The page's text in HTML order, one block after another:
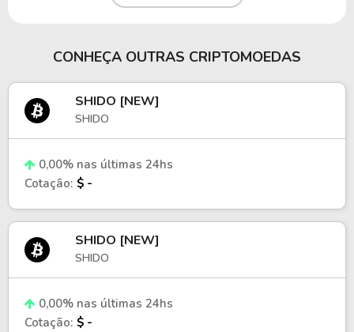
CONHEÇA OUTRAS CRIPTOMOEDAS
SHIDO [NEW]
SHIDO
0,00% nas últimas 24hs
Cotação: $ -
SHIDO [NEW]
SHIDO
0,00% nas últimas 24hs
Cotação: $ -